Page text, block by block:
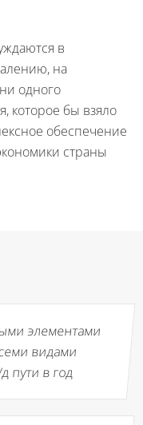
в
на
одного
которое бы взяло
обеспечение
страны
элементами
видами
пути в год